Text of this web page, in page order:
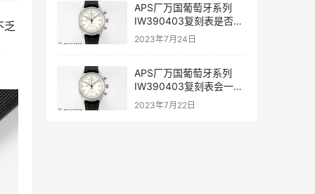
乏
APS厂万国葡萄牙系列
IW390403复刻表是否能
过专柜-APS手表
2023年7月24日
APS厂万国葡萄牙系列
IW390403复刻表会一眼
假吗-APS手表
2023年7月22日